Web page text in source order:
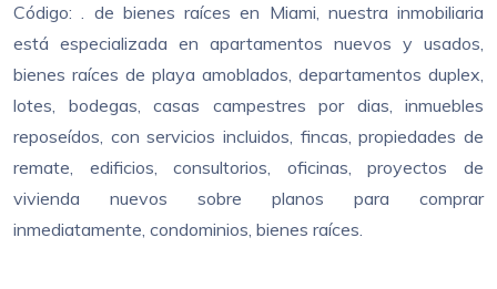
Código: . de bienes raíces en Miami, nuestra inmobiliaria
está especializada en apartamentos nuevos y usados,
bienes raíces de playa amoblados, departamentos duplex,
lotes, bodegas, casas campestres por dias, inmuebles
reposeídos, con servicios incluidos, fincas, propiedades de
remate, edificios, consultorios, oficinas, proyectos de
vivienda nuevos sobre planos para comprar
inmediatamente, condominios, bienes raíces.